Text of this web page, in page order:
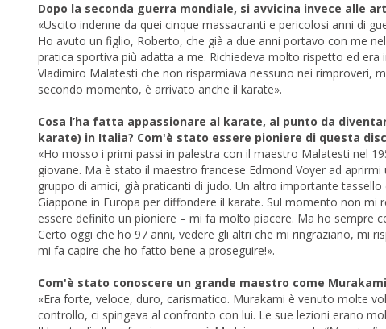
Dopo la seconda guerra mondiale, si avvicina invece alle
«Uscito indenne da quei cinque massacranti e pericolosi anni di
Ho avuto un figlio, Roberto, che già a due anni portavo con me
pratica sportiva più adatta a me. Richiedeva molto rispetto ed
Vladimiro Malatesti che non risparmiava nessuno nei rimproveri,
secondo momento, è arrivato anche il karate».
Cosa l’ha fatta appassionare al karate, al punto da
karate) in Italia? Com'è stato essere pioniere di questa
«Ho mosso i primi passi in palestra con il maestro Malatesti nel
giovane. Ma è stato il maestro francese Edmond Voyer ad
gruppo di amici, già praticanti di judo. Un altro importante
Giappone in Europa per diffondere il karate. Sul momento non
essere definito un pioniere – mi fa molto piacere. Ma ho sempre
Certo oggi che ho 97 anni, vedere gli altri che mi ringraziano, mi
mi fa capire che ho fatto bene a proseguire!».
Com'è stato conoscere un grande maestro come
«Era forte, veloce, duro, carismatico. Murakami è venuto molte
controllo, ci spingeva al confronto con lui. Le sue lezioni erano